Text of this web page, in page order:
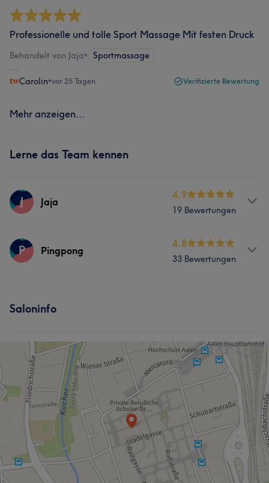
Professionelle und tolle Sport Massage Mit festen Druck
Behandelt von Jaja• Sportmassage
Carolin•vor 25 Tagen Verifizierte Bewertung
Mehr anzeigen...
Lerne das Team kennen
J Jaja
4.9
19 Bewertungen
Services
P Pingpong
4.8
33 Bewertungen
Was unsere Kunden über Pingpong sagen
Freundlich 6
Saloninfo